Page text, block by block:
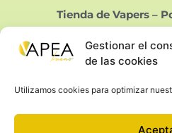
Gestionar el
de las cookies
Utilizamos cookies para optimizar
Tienda de Vapers –